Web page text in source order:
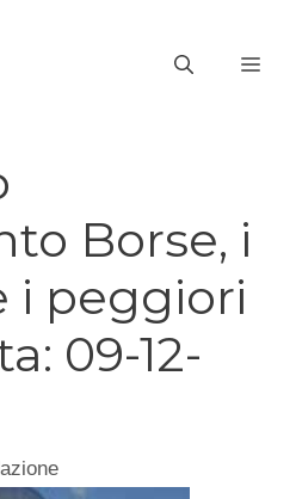
Borse, i
i peggiori
09-12-